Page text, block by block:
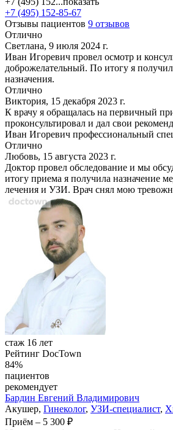
+7 (495) 152-85-67
Отзывы пациентов 9 отзывов
Отлично
Светлана, 9 июля 2024 г.
Иван Игоревич провел осмотр и
доброжелательный. По итогу я
назначения.
Отлично
Виктория, 15 декабря 2023 г.
К врачу я обращалась на первичный
проконсультировал и дал свои
Иван Игоревич профессиональный
Отлично
Любовь, 15 августа 2023 г.
Доктор провел обследование и мы
итогу приема я получила назначение
лечения и УЗИ. Врач снял мою
стаж 16 лет
Рейтинг DocTown
84%
пациентов
рекомендует
Бардин Евгений Владимирович
Акушер, Гинеколог, УЗИ-специалист,
Приём – 5 300 ₽